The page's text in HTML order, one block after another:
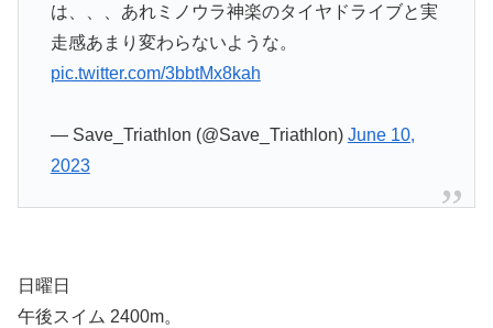
は、、、あれミノウラ神楽のタイヤドライブと実
走感あまり変わらないような。
pic.twitter.com/3bbtMx8kah
— Save_Triathlon (@Save_Triathlon) June 10,
2023
日曜日
午後スイム 2400m。